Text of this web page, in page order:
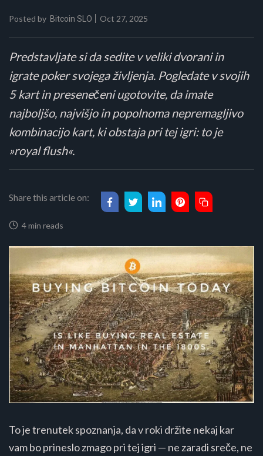
Posted by Bitcoin SLO Oct 27, 2025
Predstavljate si da sedite v veliki dvorani in
igrate poker svojega življenja. Pogledate v svojih
5 kart in presenečeni ugotovite, da imate
najboljšo, najvišjo in popolnoma nepremagljivo
kombinacijo kart, ki obstaja pri tej igri: to je
»royal flush«.
Share this article on:
4 min reads
To je trenutek spoznanja, da v roki držite nekaj kar
vam bo prineslo zmago pri tej igri — ne zaradi sreče, ne